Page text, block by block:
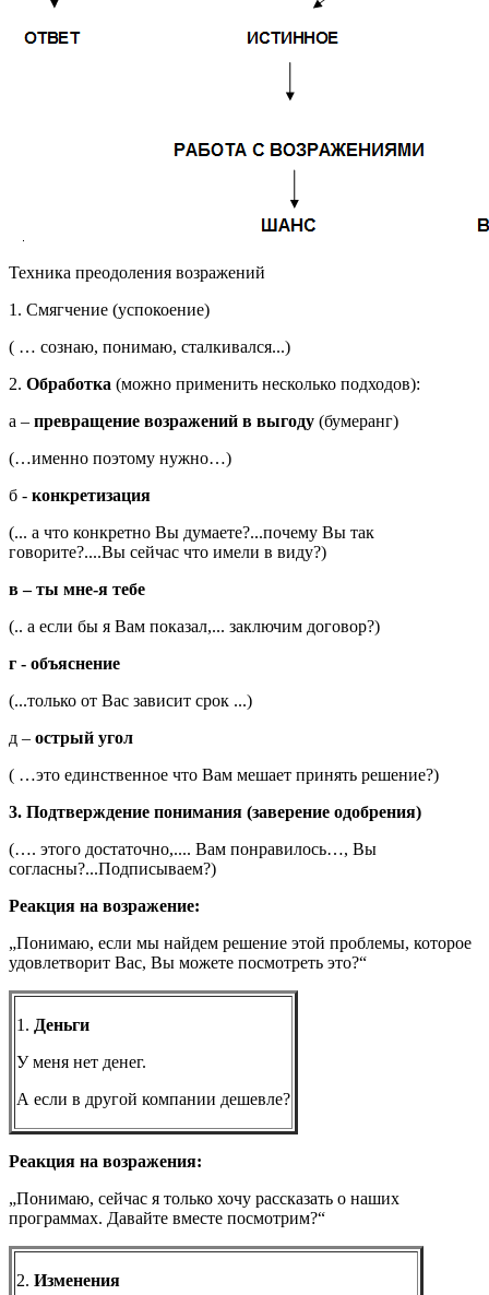
Техника преодоления возражений
1. Смягчение (успокоение)
( … сознаю, понимаю, сталкивался...)
2. Обработка (можно применить несколько подходов):
а – превращение возражений в выгоду (бумеранг)
(…именно поэтому нужно…)
б - конкретизация
(... а что конкретно Вы думаете?...почему Вы так
говорите?....Вы сейчас что имели в виду?)
в – ты мне-я тебе
(.. а если бы я Вам показал,... заключим договор?)
г - объяснение
(...только от Вас зависит срок ...)
д – острый угол
( …это единственное что Вам мешает принять решение?)
3. Подтверждение понимания (заверение одобрения)
(…. этого достаточно,.... Вам понравилось…, Вы
согласны?...Подписываем?)
Реакция на возражение:
„Понимаю, если мы найдем решение этой проблемы, которое
удовлетворит Вас, Вы можете посмотреть это?“
1. Деньги
У меня нет денег.
А если в другой компании дешевле?
Реакция на возражения:
„Понимаю, сейчас я только хочу рассказать о наших
программах. Давайте вместе посмотрим?“
2. Изменения